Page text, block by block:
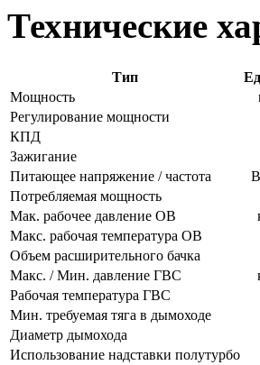
Технические
Тип
Мощность
Регулирование мощности
КПД
Зажигание
Питающее напряжение / частота
Потребляемая мощность
Мак. рабочее давление ОВ
Макс. рабочая температура ОВ
Объем расширительного бачка
Макс. / Мин. давление ГВС
Рабочая температура ГВС
Мин. требуемая тяга в дымоходе
Диаметр дымохода
Использование надставки полутурбо